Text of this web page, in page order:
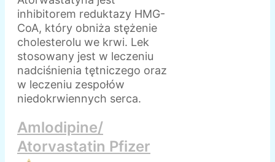
inhibitorem reduktazy HMG-
CoA, który obniża stężenie
cholesterolu we krwi. Lek
stosowany jest w leczeniu
nadciśnienia tętniczego oraz
w leczeniu zespołów
niedokrwiennych serca.
Amlodipine/
Atorvastatin Pfizer